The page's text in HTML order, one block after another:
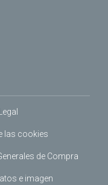
las cookies
de Compra
e imagen